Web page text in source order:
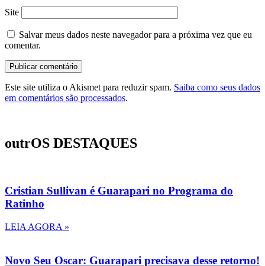
Site
Salvar meus dados neste navegador para a próxima vez que eu
comentar.
Este site utiliza o Akismet para reduzir spam. Saiba como seus dados
em comentários são processados.
outrOS DESTAQUES
Cristian Sullivan é Guarapari no Programa do
Ratinho
LEIA AGORA »
Novo Seu Oscar: Guarapari precisava desse retorno!